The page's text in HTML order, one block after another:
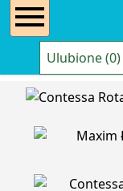
Ulubione (0)